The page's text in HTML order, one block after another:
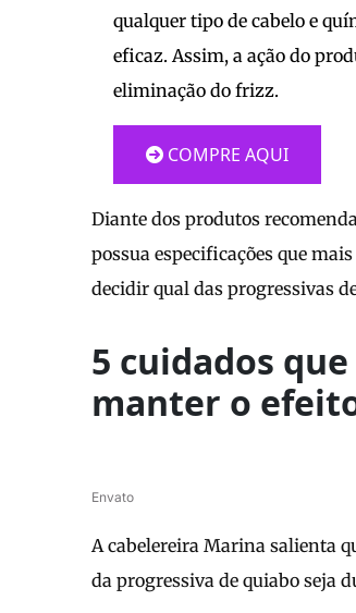
qualquer tipo de cabelo e
eficaz. Assim, a ação do
eliminação do frizz.
COMPRE AQUI
Diante dos produtos
possua especificações que
decidir qual das progressivas
5 cuidados
manter o
Envato
A cabelereira Marina salienta
da progressiva de quiabo seja